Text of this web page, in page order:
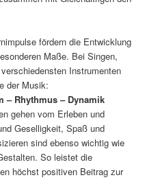
fördern die Entwicklung
Maße. Bei Singen,
Instrumenten
der Musik:
– Rhythmus – Dynamik
gehen vom Erleben und
Geselligkeit, Spaß und
sind ebenso wichtig wie
So leistet die
höchst positiven Beitrag zur